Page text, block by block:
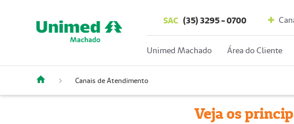
SAC (35) 3295 - 0700
Unimed Machado Área do Cliente
Canais de Atendimento
Veja os